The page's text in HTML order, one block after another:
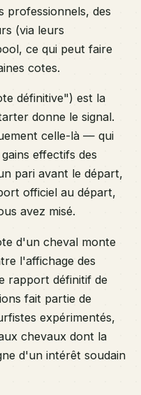
professionnels, des
(via leurs
ce qui peut faire
cotes.
définitive") est la
donne le signal.
celle-là — qui
effectifs des
pari avant le départ,
officiel au départ,
avez misé.
d'un cheval monte
l'affichage des
rapport définitif de
fait partie de
expérimentés,
chevaux dont la
d'un intérêt soudain